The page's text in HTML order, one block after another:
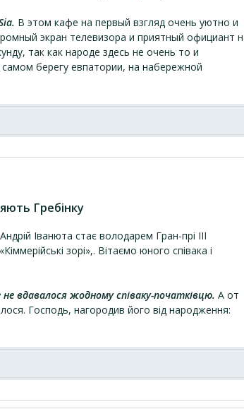
В этом кафе на первый взгляд очень уютно и
экран телевизора и приятный официант
так как народе здесь не очень то и
берегу евпатории, на набережной
Гребінку
Іванюта стає володарем Гран-прі III
зорі»,. Вітаємо юного співака і
вдавалося жодному співаку-початківцю. А от
Господь, нагородив його від народження: